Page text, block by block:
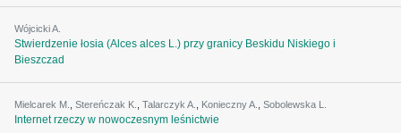
Wójcicki A.
Stwierdzenie łosia (Alces alces L.) przy granicy Beskidu Niskiego i
Bieszczad
Mielcarek M. Stereńczak K. Talarczyk A. Konieczny A. Sobolewska L.
Internet rzeczy w nowoczesnym leśnictwie